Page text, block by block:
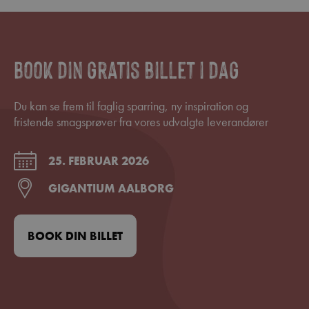
Book din gratis billet i dag
Du kan se frem til faglig sparring, ny inspiration og
fristende smagsprøver fra vores udvalgte leverandører
25. FEBRUAR 2026
GIGANTIUM AALBORG
BOOK DIN BILLET